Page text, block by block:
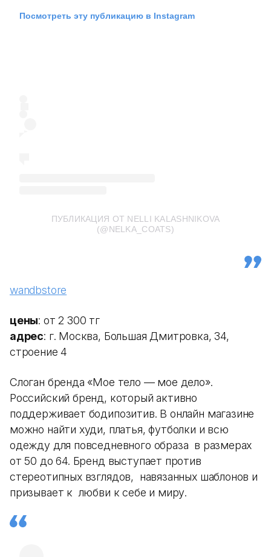
Посмотреть эту публикацию в Instagram
ПУБЛИКАЦИЯ ОТ NELLI KALASHNIKOVA
(@NELKA_COATS)
wandbstore
цены: от 2 300 тг
адрес: г. Москва, Большая Дмитровка, 34,
строение 4
Слоган бренда «Мое тело — мое дело».
Российский бренд, который активно
поддерживает бодипозитив. В онлайн магазине
можно найти худи, платья, футболки и всю
одежду для повседневного образа в размерах
от 50 до 64. Бренд выступает против
стереотипных взглядов, навязанных шаблонов и
призывает к любви к себе и миру.